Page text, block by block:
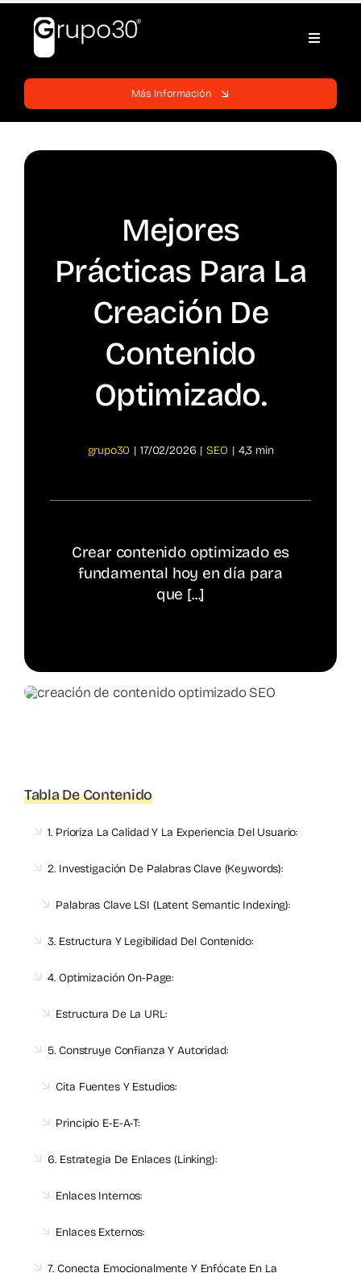
content
Toggle
Inicio
Más Información
Mejores
Prácticas Para La
Creación De
Contenido
Optimizado.
grupo30 | 17/02/2026 | SEO | 4,3 min
Crear contenido optimizado es
fundamental hoy en día para
que [...]
Tabla De Contenido
1. Prioriza La Calidad Y La Experiencia Del Usuario:
2. Investigación De Palabras Clave (Keywords):
Palabras Clave LSI (Latent Semantic Indexing):
3. Estructura Y Legibilidad Del Contenido:
4. Optimización On-Page:
Estructura De La URL:
5. Construye Confianza Y Autoridad:
Cita Fuentes Y Estudios:
Principio E-E-A-T:
6. Estrategia De Enlaces (Linking):
Enlaces Internos:
Enlaces Externos:
7. Conecta Emocionalmente Y Enfócate En La